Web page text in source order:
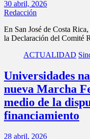
30 abril, 2026
Redacción
En San José de Costa
la Declaración del Comité
ACTUALIDAD
Universidades
nueva Marcha
medio de la
financiamiento
28 abril, 2026